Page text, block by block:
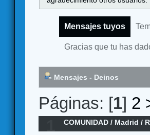
Mensajes tuyos
Gracias que tu has
Mensajes - Deinos
Páginas: [1] 2
COMUNIDAD / Madrid /